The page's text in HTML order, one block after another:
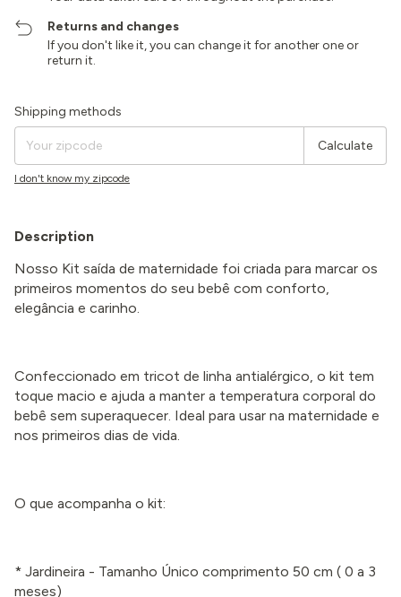
Returns and changes
If you don't like it, you can change it for another one or
return it.
Shipping for zipcode:
Shipping methods
Calculate
I don't know my zipcode
Description
Nosso Kit saída de maternidade foi criada para marcar os
primeiros momentos do seu bebê com conforto,
elegância e carinho.
Confeccionado em tricot de linha antialérgico, o kit tem
toque macio e ajuda a manter a temperatura corporal do
bebê sem superaquecer. Ideal para usar na maternidade e
nos primeiros dias de vida.
O que acompanha o kit:
* Jardineira - Tamanho Único comprimento 50 cm ( 0 a 3
meses)